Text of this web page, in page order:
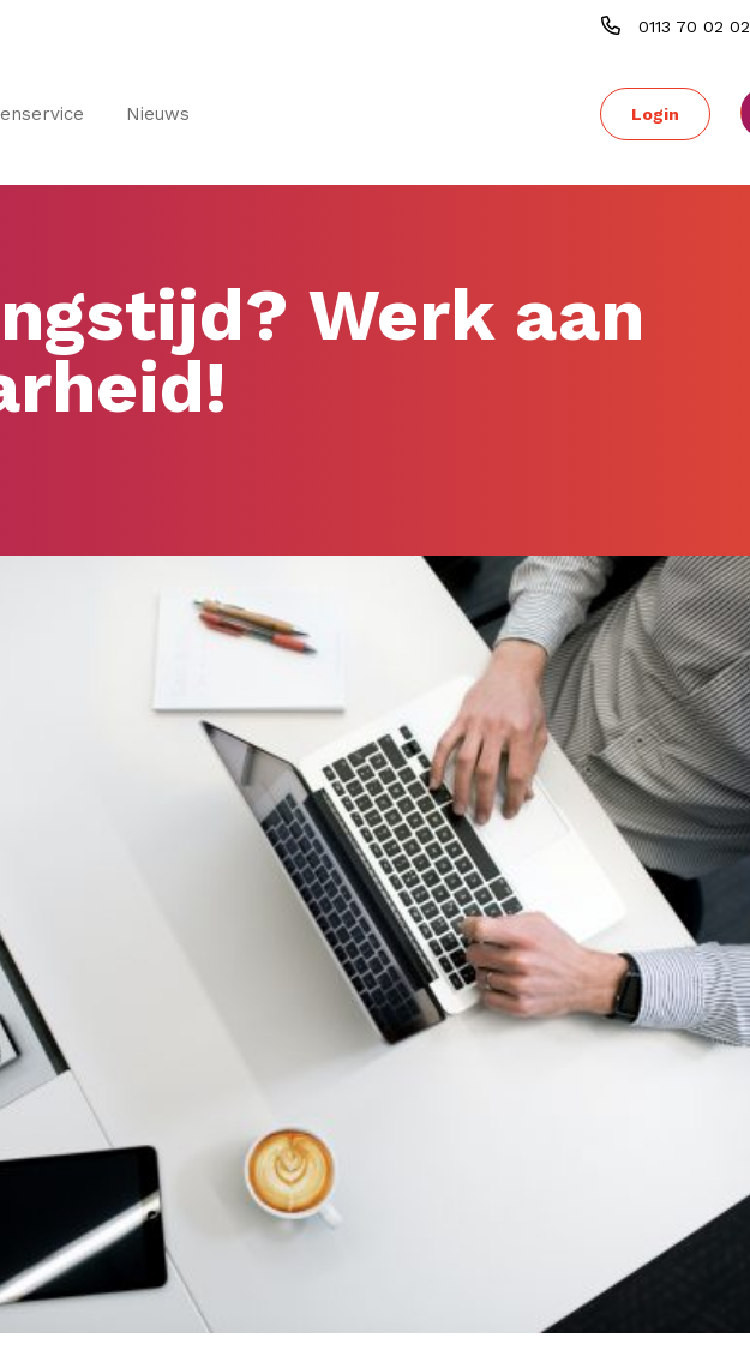
0113 70 02 02
Nieuws Login
Werk aan